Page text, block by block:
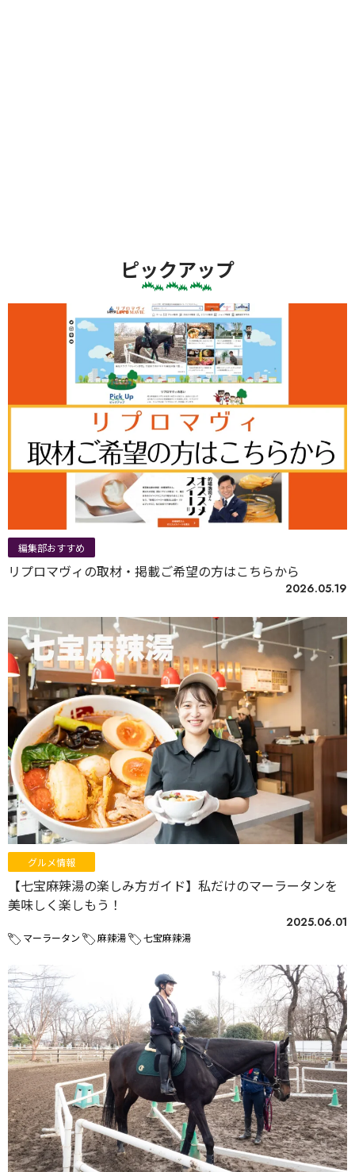
ピックアップ
編集部おすすめ
リプロマヴィの取材・掲載ご希望の方はこちらから
2026.05.19
グルメ情報
【七宝麻辣湯の楽しみ方ガイド】私だけのマーラータンを
美味しく楽しもう！
2025.06.01
マーラータン 麻辣湯 七宝麻辣湯